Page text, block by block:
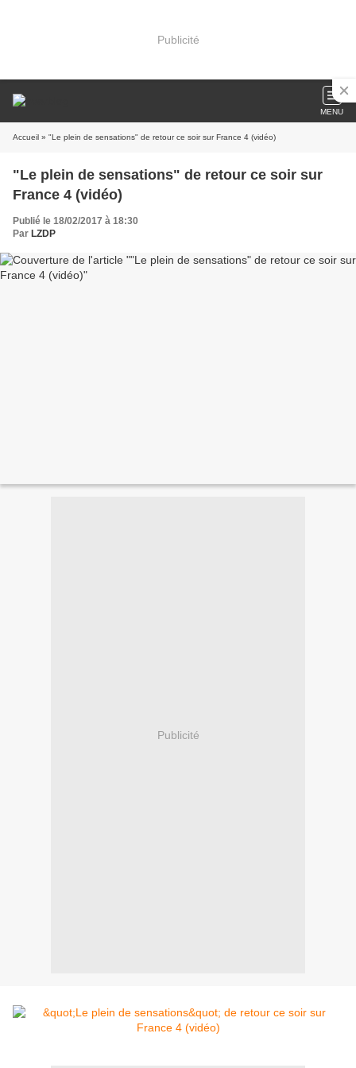
Publicité
MENU
Accueil » "Le plein de sensations" de retour ce soir sur France 4 (vidéo)
"Le plein de sensations" de retour ce soir sur
France 4 (vidéo)
Publié le 18/02/2017 à 18:30
Par LZDP
Publicité